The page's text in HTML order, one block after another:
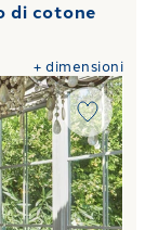
di cotone
+dimensioni
Raso di